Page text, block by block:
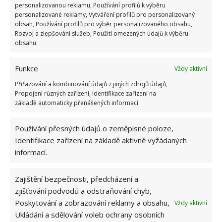
personalizovanou reklamu, Používání profilů k výběru
personalizované reklamy, Vytváření profilů pro personalizovaný
obsah, Používání profilů pro výběr personalizovaného obsahu,
Rozvoj a zlepšování služeb, Použití omezených údajů k výběru
obsahu.
Funkce
Vždy aktivní
Přiřazování a kombinování údajů z jiných zdrojů údajů,
Propojení různých zařízení, Identifikace zařízení na
základě automaticky přenášených informací.
Používání přesných údajů o zeměpisné poloze,
Identifikace zařízení na základě aktivně vyžádaných
informací.
Zajištění bezpečnosti, předcházení a
zjišťování podvodů a odstraňování chyb,
Poskytování a zobrazování reklamy a obsahu,
Ukládání a sdělování voleb ochrany osobních
Vždy aktivní
banánovou slupku.
Fotografie: Freepik, Pixabay